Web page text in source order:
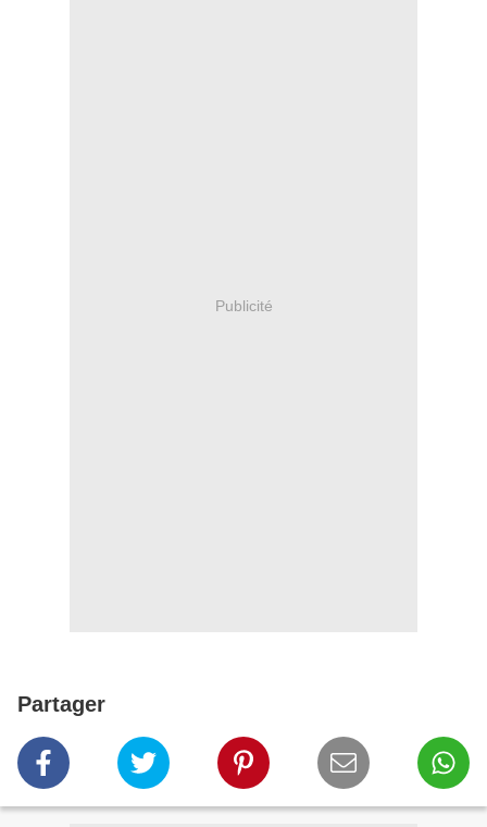
Publicité
Partager